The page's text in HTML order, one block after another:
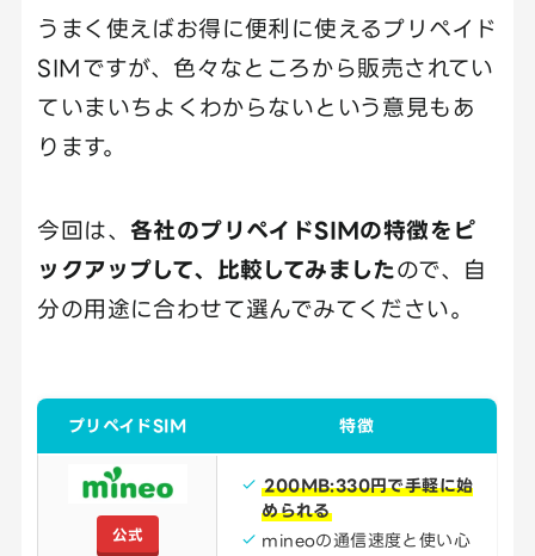
うまく使えばお得に便利に使えるプリペイド
SIMですが、色々なところから販売されてい
ていまいちよくわからないという意見もあ
ります。
今回は、 各社のプリペイドSIMの特徴をピ
ックアップして、比較してみましたので、自
分の用途に合わせて選んでみてください。
プリペイドSIM 特徴
公式
200MB:330円で手軽に始
められる
mineoの通信速度と使い心